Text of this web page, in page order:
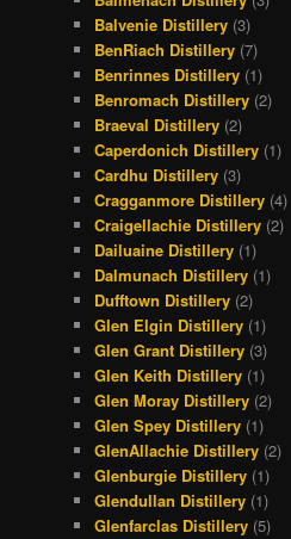
Balvenie Distillery (3)
BenRiach Distillery (7)
Benrinnes Distillery (1)
Benromach Distillery (2)
Braeval Distillery (2)
Caperdonich Distillery (1)
Cardhu Distillery (3)
Cragganmore Distillery (4)
Craigellachie Distillery (2)
Dailuaine Distillery (1)
Dalmunach Distillery (1)
Dufftown Distillery (2)
Glen Elgin Distillery (1)
Glen Grant Distillery (3)
Glen Keith Distillery (1)
Glen Moray Distillery (2)
Glen Spey Distillery (1)
GlenAllachie Distillery (2)
Glenburgie Distillery (1)
Glendullan Distillery (1)
Glenfarclas Distillery (5)